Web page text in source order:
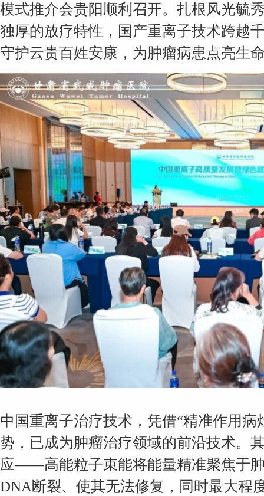
模式推介会贵阳顺利召开。扎根风光毓
独厚的放疗特性，国产重离子技术跨越
守护云贵百姓安康，为肿瘤病患点亮生
中国重离子治疗技术，凭借“精准作用
势，已成为肿瘤治疗领域的前沿技术。
应——高能粒子束能将能量精准聚焦于
DNA断裂、使其无法修复，同时最大程